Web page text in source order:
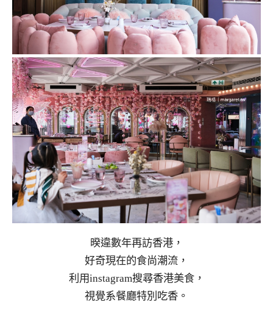
暌違數年再訪香港，
好奇現在的食尚潮流，
利用instagram搜尋香港美食，
視覺系餐廳特別吃香。